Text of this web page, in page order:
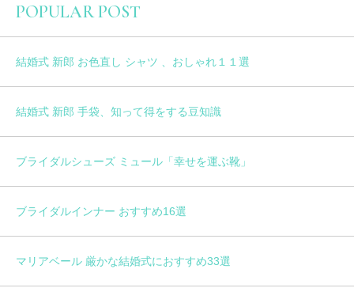
POPULAR POST
結婚式 新郎 お色直し シャツ 、おしゃれ１１選
結婚式 新郎 手袋、知って得をする豆知識
ブライダルシューズ ミュール「幸せを運ぶ靴」
ブライダルインナー おすすめ16選
マリアベール 厳かな結婚式におすすめ33選